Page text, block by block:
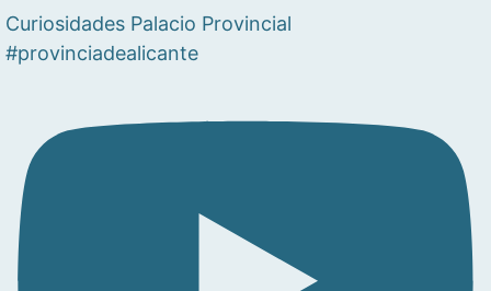
Curiosidades Palacio Provincial
#provinciadealicante